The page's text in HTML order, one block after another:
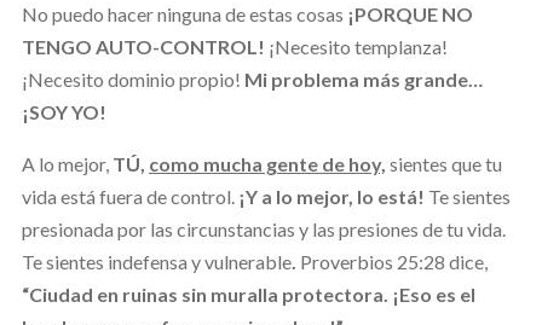
No puedo hacer ninguna de estas cosas ¡PORQUE NO
TENGO AUTO-CONTROL! ¡Necesito templanza!
¡Necesito dominio propio! Mi problema más grande…
¡SOY YO!
A lo mejor, TÚ, como mucha gente de hoy, sientes que tu
vida está fuera de control.¡Y a lo mejor, lo está! Te sientes
presionada por las circunstancias y las presiones de tu vida.
Te sientes indefensa y vulnerable. Proverbios 25:28 dice,
“Ciudad en ruinas sin muralla protectora. ¡Eso es el